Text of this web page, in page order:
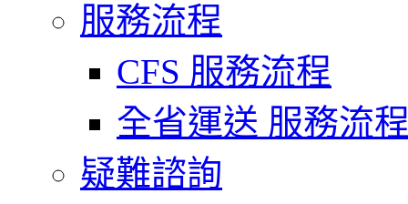
服務流程
CFS 服務流程
全省運送 服務流
疑難諮詢